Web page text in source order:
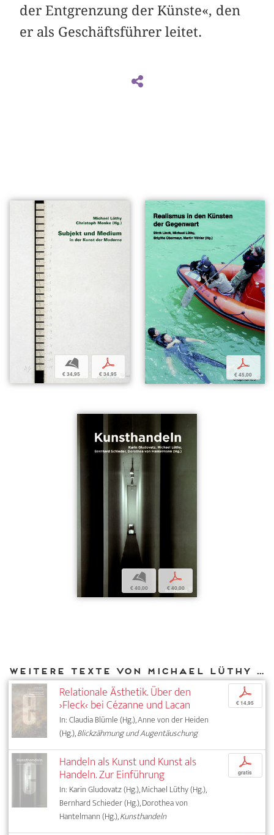
der Entgrenzung der Künste«, den
er als Geschäftsführer leitet.
b
€ 34,95
p
€ 34,95
p
€ 45,00
b
€ 40,00
p
€ 40,00
Weitere Texte von Michael Lüthy bei DIAPHANES
Relationale Ästhetik. Über den
›Fleck‹ bei Cézanne und Lacan
In: Claudia Blümle (Hg.), Anne von der Heiden
(Hg.),Blickzähmung und Augentäuschung
p
€ 14,95
Handeln als Kunst und Kunst als
Handeln. Zur Einführung
In: Karin Gludovatz (Hg.), Michael Lüthy (Hg.),
Bernhard Schieder (Hg.), Dorothea von
Hantelmann (Hg.),Kunsthandeln
p
gratis